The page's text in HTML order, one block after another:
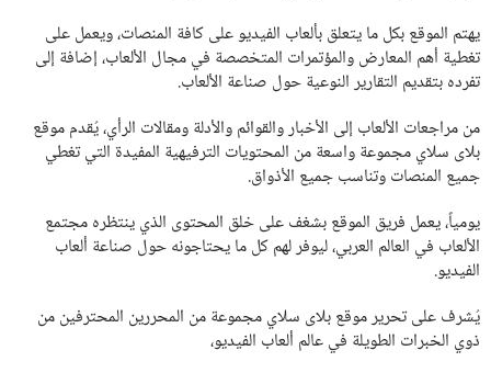
يهتم الموقع بكل ما يتعلق بألعاب الفيديو على كافة المنصات، ويعمل على
تغطية أهم المعارض والمؤتمرات المتخصصة في مجال الألعاب، إضافة إلى
تفرده بتقديم التقارير النوعية حول صناعة الألعاب.
من مراجعات الألعاب إلى الأخبار والقوائم والأدلة ومقالات الرأي، يُقدم موقع
بلاى سلاي مجموعة واسعة من المحتويات الترفيهية المفيدة التي تغطي
جميع المنصات وتناسب جميع الأذواق.
يومياً، يعمل فريق الموقع بشغف على خلق المحتوى الذي ينتظره مجتمع
الألعاب في العالم العربي، ليوفر لهم كل ما يحتاجونه حول صناعة ألعاب
الفيديو.
يُشرف على تحرير موقع بلاى سلاي مجموعة من المحررين المحترفين من
ذوي الخبرات الطويلة في عالم ألعاب الفيديو،